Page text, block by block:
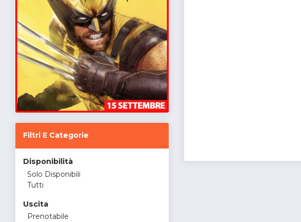
Filtri E Categorie
Disponibilità
Solo Disponibili
Tutti
Uscita
Prenotabile